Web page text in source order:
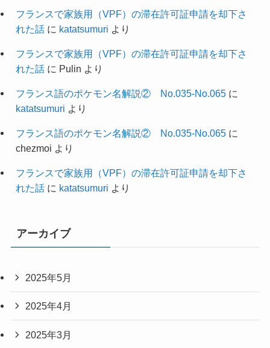
フランスで家族用（VPF）の滞在許可証申請を却下さ
れた話に katatsumuri より
フランスで家族用（VPF）の滞在許可証申請を却下さ
れた話に Pulin より
フランス語のポケモン名解説② No.035-No.065に
katatsumuri より
フランス語のポケモン名解説② No.035-No.065に
chezmoi より
フランスで家族用（VPF）の滞在許可証申請を却下さ
れた話に katatsumuri より
アーカイブ
2025年5月
2025年4月
2025年3月